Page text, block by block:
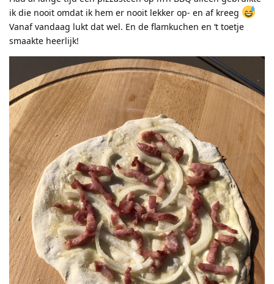
ik die nooit omdat ik hem er nooit lekker op- en af kreeg
Vanaf vandaag lukt dat wel. En de flamkuchen en ‘t toetje
smaakte heerlijk!